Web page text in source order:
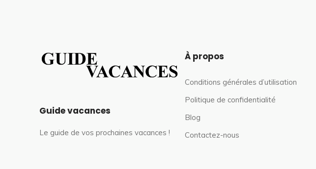
Guide vacances
Le guide de vos prochaines vacances !
À propos
Conditions générales d’utilisation
Politique de confidentialité
Blog
Contactez-nous